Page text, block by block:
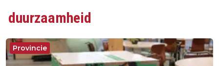
duurzaamheid
Provincie